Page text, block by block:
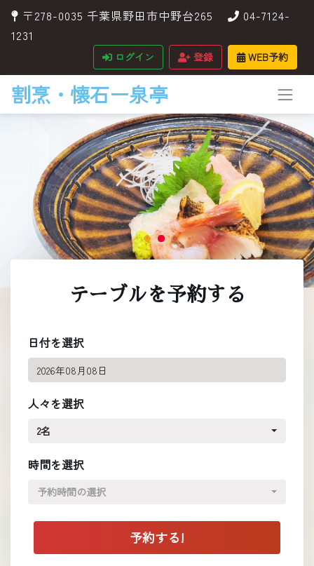
〒278-0035 千葉県野田市中野台265
04-7124-
1231
ログイン 登録 WEB予約
割烹・懐石ー泉亭
テーブルを予約する
日付を選択
人々を選択
2名
時間を選択
予約時間の選択